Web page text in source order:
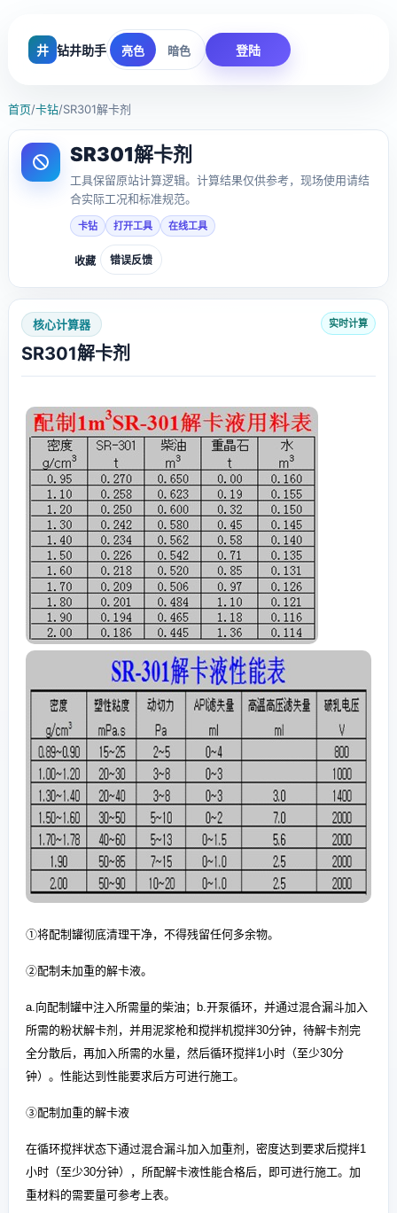
井 钻井助手 亮色 暗色 登陆
首页/卡钻/SR301解卡剂
SR301解卡剂
工具保留原站计算逻辑。计算结果仅供参考，现场使用请结
合实际工况和标准规范。
卡钻 打开工具 在线工具
收藏 错误反馈
核心计算器
SR301解卡剂
实时计算
①将配制罐彻底清理干净，不得残留任何多余物。
②配制未加重的解卡液。
a.向配制罐中注入所需量的柴油；b.开泵循环，并通过混合漏斗加入
所需的粉状解卡剂，并用泥浆枪和搅拌机搅拌30分钟，待解卡剂完
全分散后，再加入所需的水量，然后循环搅拌1小时（至少30分
钟）。性能达到性能要求后方可进行施工。
③配制加重的解卡液
在循环搅拌状态下通过混合漏斗加入加重剂，密度达到要求后搅拌1
小时（至少30分钟），所配解卡液性能合格后，即可进行施工。加
重材料的需要量可参考上表。